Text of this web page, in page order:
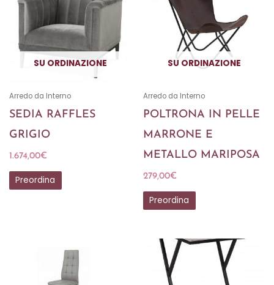
SU ORDINAZIONE
Arredo da Interno
SEDIA RAFFLES
GRIGIO
1.674,00€
Preordina
SU ORDINAZIONE
Arredo da Interno
POLTRONA IN PELLE
MARRONE E
METALLO MARIPOSA
279,00€
Preordina